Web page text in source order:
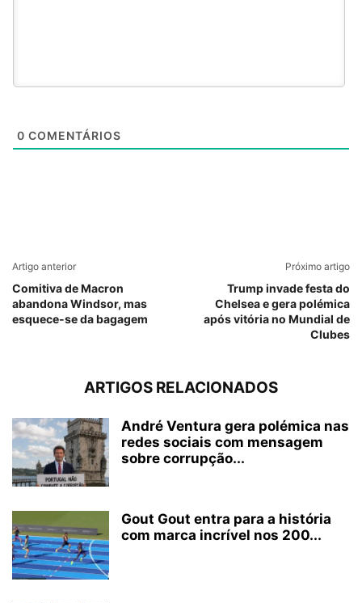
0 COMENTÁRIOS
Artigo anterior
Comitiva de Macron
abandona Windsor, mas
esquece-se da bagagem
Próximo artigo
Trump invade festa do
Chelsea e gera polémica
após vitória no Mundial de
Clubes
ARTIGOS RELACIONADOS
André Ventura gera polémica nas
redes sociais com mensagem
sobre corrupção...
Gout Gout entra para a história
com marca incrível nos 200...